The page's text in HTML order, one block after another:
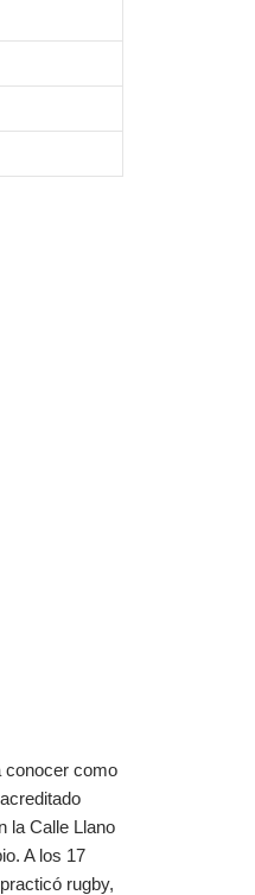
conocer como
la Calle Llano
A los 17
rugby,